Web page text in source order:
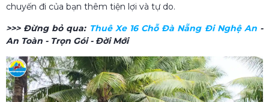
chuyến đi của bạn thêm tiện lợi và tự do.
>>> Đừng bỏ qua: Thuê Xe 16 Chỗ Đà Nẵng Đi Nghệ An-
An Toàn - Trọn Gói - Đời Mới